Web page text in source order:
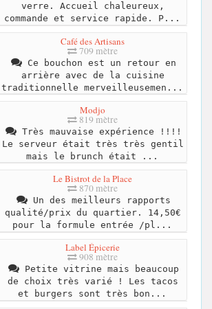
verre. Accueil chaleureux,
commande et service rapide. P...
Café des Artisans
709 mètre
Ce bouchon est un retour en
arrière avec de la cuisine
traditionnelle merveilleusemen...
Modjo
819 mètre
Très mauvaise expérience !!!!
Le serveur était très très gentil
mais le brunch était ...
Le Bistrot de la Place
870 mètre
Un des meilleurs rapports
qualité/prix du quartier. 14,50€
pour la formule entrée /pl...
Label Épicerie
908 mètre
Petite vitrine mais beaucoup
de choix très varié ! Les tacos
et burgers sont très bon...